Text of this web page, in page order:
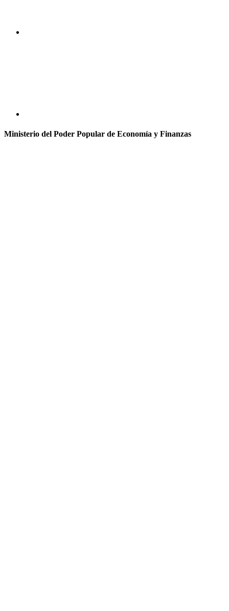
Ministerio del Poder Popular de Economía y Finanzas